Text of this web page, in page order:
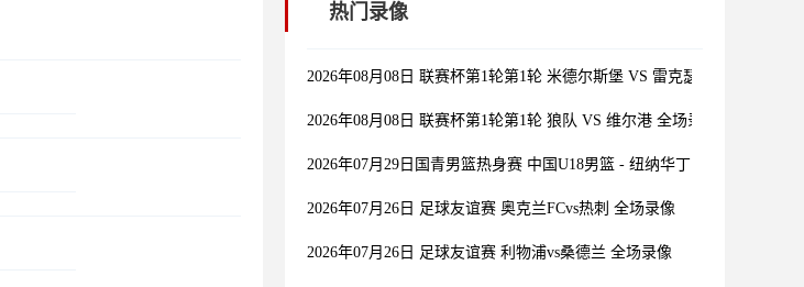
热门录像
2026年08月08日 联赛杯第1轮第1轮 米德尔斯堡 VS 雷克瑟姆 全场录像
2026年08月08日 联赛杯第1轮第1轮 狼队 VS 维尔港 全场录像
2026年07月29日国青男篮热身赛 中国U18男篮 - 纽纳华丁闪电队 全场录像
2026年07月26日 足球友谊赛 奥克兰FCvs热刺 全场录像
2026年07月26日 足球友谊赛 利物浦vs桑德兰 全场录像